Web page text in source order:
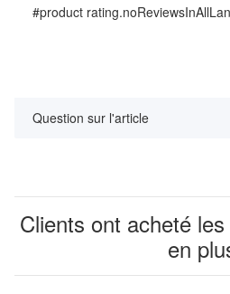
#product
Question sur l'article
Clients ont acheté
en